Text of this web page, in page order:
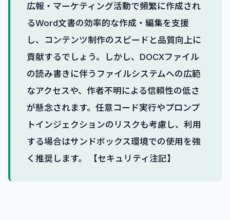
広報・マーケティング活動で頻繁に作成され
るWord文書の効率的な作成・編集を支援
し、コンテンツ制作のスピードと品質向上に
貢献するでしょう。しかし、DOCXファイル
の読み書きに伴うファイルシステムへの広範
なアクセスや、作者不明による信頼性の低さ
が懸念されます。任意コード実行やプロンプ
トインジェクションのリスクも考慮し、利用
する場合はサンドボックス環境での使用を強
く推奨します。 【セキュリティ注記】